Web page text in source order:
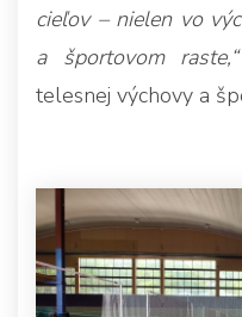
cieľov – nielen vo
a športovom raste,“
telesnej výchovy a